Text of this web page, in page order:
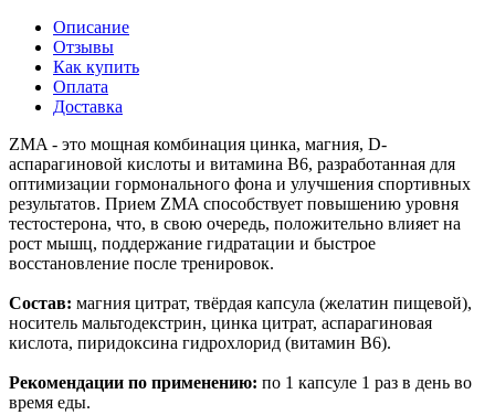
Описание
Отзывы
Как купить
Оплата
Доставка
ZMA - это мощная комбинация цинка, магния, D-
аспарагиновой кислоты и витамина B6, разработанная для
оптимизации гормонального фона и улучшения спортивных
результатов. Прием ZMA способствует повышению уровня
тестостерона, что, в свою очередь, положительно влияет на
рост мышц, поддержание гидратации и быстрое
восстановление после тренировок.
Состав: магния цитрат, твёрдая капсула (желатин пищевой),
носитель мальтодекстрин, цинка цитрат, аспарагиновая
кислота, пиридоксина гидрохлорид (витамин В6).
Рекомендации по применению: по 1 капсуле 1 раз в день во
время еды.